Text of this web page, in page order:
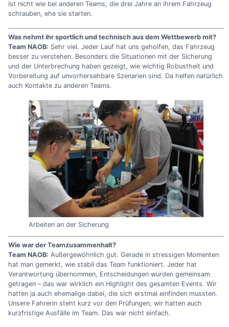
ist nicht wie bei anderen Teams, die drei Jahre an ihrem Fahrzeug
schrauben, ehe sie starten.
Was nehmt ihr sportlich und technisch aus dem Wettbewerb mit?
Team NAOB: Sehr viel. Jeder Lauf hat uns geholfen, das Fahrzeug
besser zu verstehen. Besonders die Situationen mit der Sicherung
und der Unterbrechung haben gezeigt, wie wichtig Robustheit und
Vorbereitung auf unvorhersehbare Szenarien sind. Da helfen natürlich
auch Kontakte zu anderen Teams.
Arbeiten an der Sicherung
Wie war der Teamzusammenhalt?
Team NAOB: Außergewöhnlich gut. Gerade in stressigen Momenten
hat man gemerkt, wie stabil das Team funktioniert. Jeder hat
Verantwortung übernommen, Entscheidungen wurden gemeinsam
getragen – das war wirklich ein Highlight des gesamten Events. Wir
hatten ja auch ehemalige dabei, die sich erstmal einfinden mussten.
Unsere Fahrerin steht kurz vor den Prüfungen, wir hatten auch
kurzfristige Ausfälle im Team. Das war nicht einfach.